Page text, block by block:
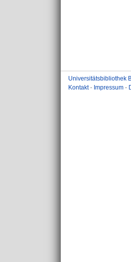
Universitätsbibliothek
Kontakt- Impressum -